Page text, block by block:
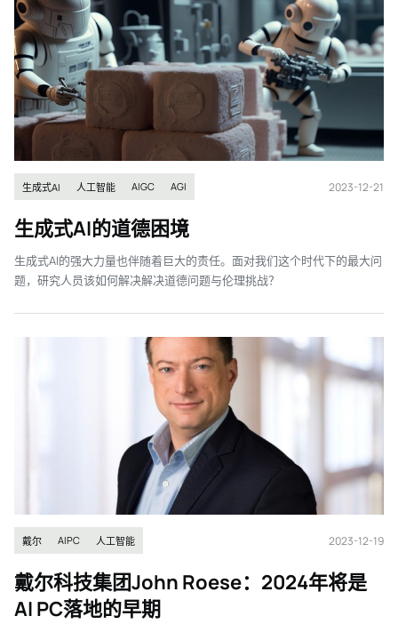
生成式AI 人工智能 AIGC AGI 2023-12-21
生成式AI的道德困境
生成式AI的强大力量也伴随着巨大的责任。面对我们这个时代下的最大问
题，研究人员该如何解决解决道德问题与伦理挑战？
戴尔 AIPC 人工智能 2023-12-19
戴尔科技集团John Roese：2024年将是
AI PC落地的早期